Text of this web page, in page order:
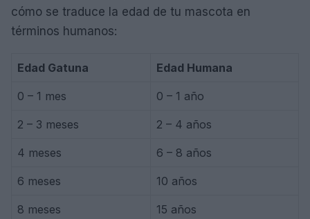
cómo se traduce la edad de tu mascota en
términos humanos:
Edad Gatuna Edad Humana
0 – 1 mes 0 – 1 año
2 – 3 meses 2 – 4 años
4 meses 6 – 8 años
6 meses 10 años
8 meses 15 años